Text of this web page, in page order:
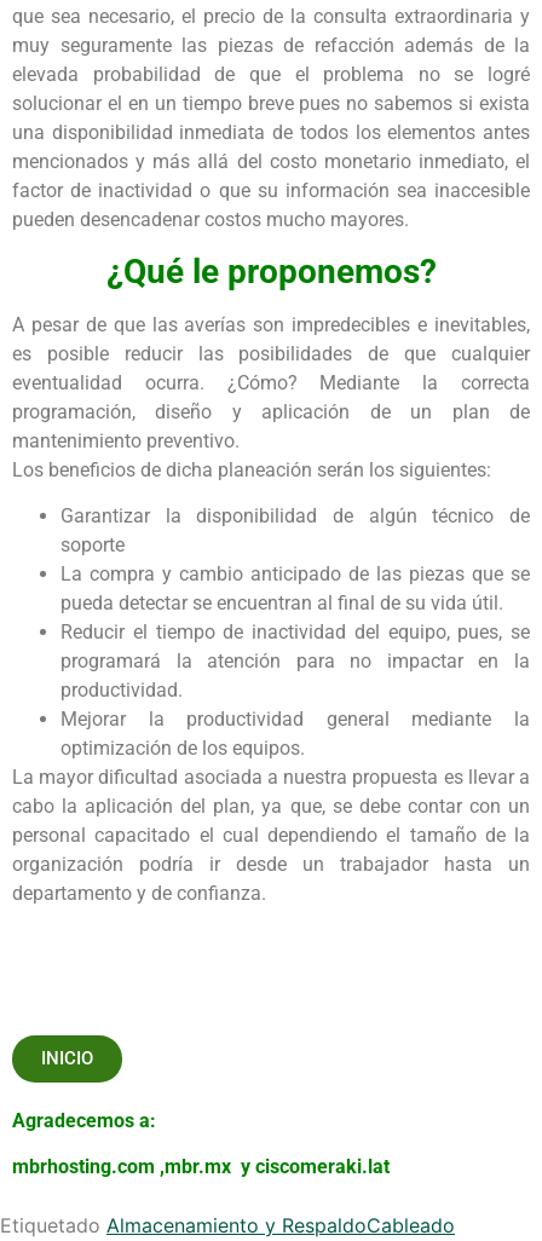
que sea necesario, el precio de la consulta extraordinaria y
muy seguramente las piezas de refacción además de la
elevada probabilidad de que el problema no se logré
solucionar el en un tiempo breve pues no sabemos si exista
una disponibilidad inmediata de todos los elementos antes
mencionados y más allá del costo monetario inmediato, el
factor de inactividad o que su información sea inaccesible
pueden desencadenar costos mucho mayores.
¿Qué le proponemos?
A pesar de que las averías son impredecibles e inevitables,
es posible reducir las posibilidades de que cualquier
eventualidad ocurra. ¿Cómo? Mediante la correcta
programación, diseño y aplicación de un plan de
mantenimiento preventivo.
Los beneficios de dicha planeación serán los siguientes:
Garantizar la disponibilidad de algún técnico de
soporte
La compra y cambio anticipado de las piezas que se
pueda detectar se encuentran al final de su vida útil.
Reducir el tiempo de inactividad del equipo, pues, se
programará la atención para no impactar en la
productividad.
Mejorar la productividad general mediante la
optimización de los equipos.
La mayor dificultad asociada a nuestra propuesta es llevar a
cabo la aplicación del plan, ya que, se debe contar con un
personal capacitado el cual dependiendo el tamaño de la
organización podría ir desde un trabajador hasta un
departamento y de confianza.
INICIO
Agradecemos a:
mbrhosting.com ,mbr.mx y ciscomeraki.lat
Etiquetado Almacenamiento y RespaldoCableado